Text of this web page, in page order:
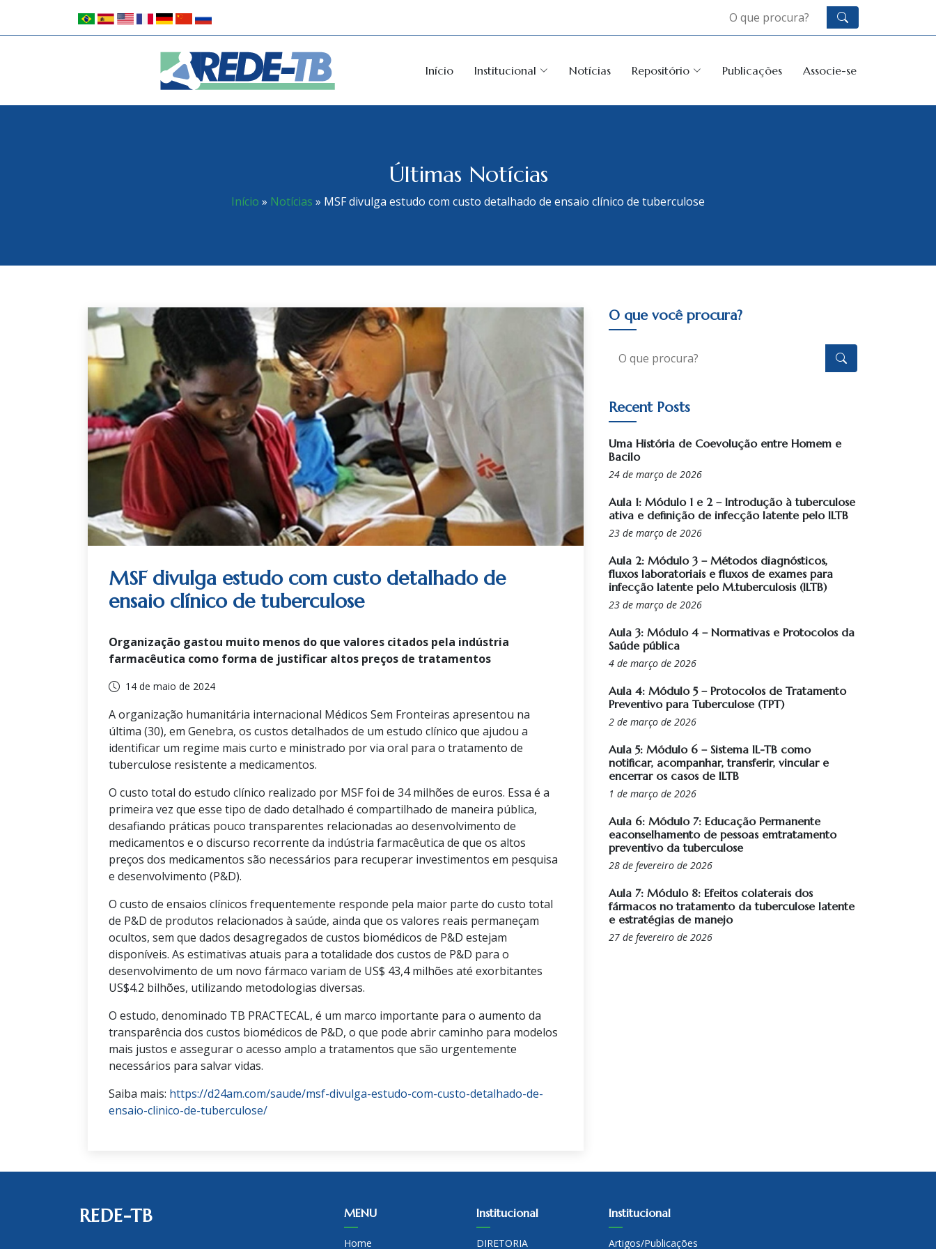
Início Institucional Notícias Repositório Publicações Associe-se
Últimas Notícias
Início » Notícias » MSF divulga estudo com custo detalhado de ensaio clínico de tuberculose
MSF divulga estudo com custo detalhado de
ensaio clínico de tuberculose
Organização gastou muito menos do que valores citados pela indústria
farmacêutica como forma de justificar altos preços de tratamentos
14 de maio de 2024
A organização humanitária internacional Médicos Sem Fronteiras apresentou na
última (30), em Genebra, os custos detalhados de um estudo clínico que ajudou a
identificar um regime mais curto e ministrado por via oral para o tratamento de
tuberculose resistente a medicamentos.
O custo total do estudo clínico realizado por MSF foi de 34 milhões de euros. Essa é a
primeira vez que esse tipo de dado detalhado é compartilhado de maneira pública,
desafiando práticas pouco transparentes relacionadas ao desenvolvimento de
medicamentos e o discurso recorrente da indústria farmacêutica de que os altos
preços dos medicamentos são necessários para recuperar investimentos em pesquisa
e desenvolvimento (P&D).
O custo de ensaios clínicos frequentemente responde pela maior parte do custo total
de P&D de produtos relacionados à saúde, ainda que os valores reais permaneçam
ocultos, sem que dados desagregados de custos biomédicos de P&D estejam
disponíveis. As estimativas atuais para a totalidade dos custos de P&D para o
desenvolvimento de um novo fármaco variam de US$ 43,4 milhões até exorbitantes
US$4.2 bilhões, utilizando metodologias diversas.
O estudo, denominado TB PRACTECAL, é um marco importante para o aumento da
transparência dos custos biomédicos de P&D, o que pode abrir caminho para modelos
mais justos e assegurar o acesso amplo a tratamentos que são urgentemente
necessários para salvar vidas.
Saiba mais: https://d24am.com/saude/msf-divulga-estudo-com-custo-detalhado-de-
ensaio-clinico-de-tuberculose/
O que você procura?
Recent Posts
Uma História de Coevolução entre Homem e
Bacilo
24 de março de 2026
Aula 1: Módulo 1 e 2 – Introdução à tuberculose
ativa e definição de infecção latente pelo ILTB
23 de março de 2026
Aula 2: Módulo 3 – Métodos diagnósticos,
fluxos laboratoriais e fluxos de exames para
infecção latente pelo M.tuberculosis (ILTB)
23 de março de 2026
Aula 3: Módulo 4 – Normativas e Protocolos da
Saúde pública
4 de março de 2026
Aula 4: Módulo 5 – Protocolos de Tratamento
Preventivo para Tuberculose (TPT)
2 de março de 2026
Aula 5: Módulo 6 – Sistema IL-TB como
notificar, acompanhar, transferir, vincular e
encerrar os casos de ILTB
1 de março de 2026
Aula 6: Módulo 7: Educação Permanente
eaconselhamento de pessoas emtratamento
preventivo da tuberculose
28 de fevereiro de 2026
Aula 7: Módulo 8: Efeitos colaterais dos
fármacos no tratamento da tuberculose latente
e estratégias de manejo
27 de fevereiro de 2026
REDE-TB MENU
Home
Institucional
DIRETORIA
Institucional
Artigos/Publicações